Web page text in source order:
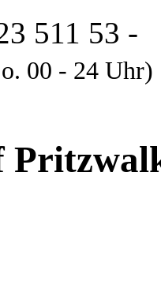
511 53 -
00 - 24 Uhr)